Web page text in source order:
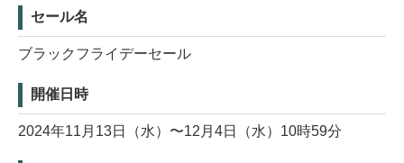
セール名
ブラックフライデーセール
開催日時
2024年11月13日（水）〜12月4日（水）10時59分